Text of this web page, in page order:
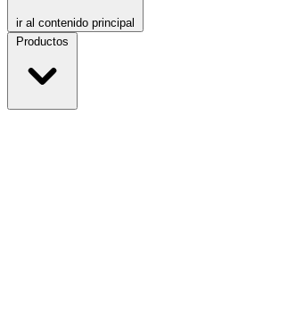
ir al contenido principal
Productos